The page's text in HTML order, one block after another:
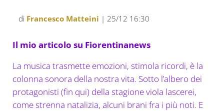
di Francesco Matteini | 25/12 16:30
Il mio articolo su Fiorentinanews
La musica trasmette emozioni, stimola ricordi, è la
colonna sonora della nostra vita. Sotto l’albero dei
protagonisti (fin qui) della stagione viola lascerei,
come strenna natalizia, alcuni brani fra i più noti. E